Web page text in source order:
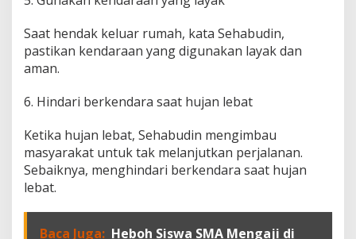
Saat hendak keluar rumah, kata Sehabudin,
pastikan kendaraan yang digunakan layak dan
aman.
6. Hindari berkendara saat hujan lebat
Ketika hujan lebat, Sehabudin mengimbau
masyarakat untuk tak melanjutkan perjalanan.
Sebaiknya, menghindari berkendara saat hujan
lebat.
Baca Juga: Heboh Siswa SMA Mengaji di